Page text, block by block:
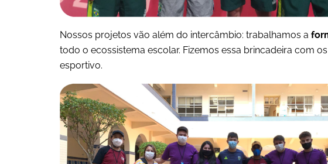
Nossos projetos vão além do intercâmbio: trabalhamos a
todo o ecossistema escolar. Fizemos essa brincadeira com
esportivo.